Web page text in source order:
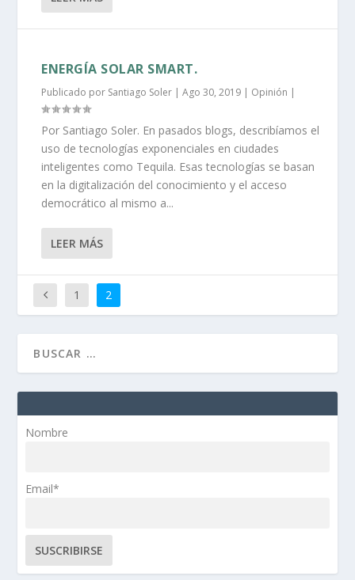
ENERGÍA SOLAR SMART.
Publicado por Santiago Soler |Ago 30, 2019 | Opinión |
Por Santiago Soler. En pasados blogs, describíamos el
uso de tecnologías exponenciales en ciudades
inteligentes como Tequila. Esas tecnologías se basan
en la digitalización del conocimiento y el acceso
democrático al mismo a...
LEER MÁS
1 2
Nombre
Email*